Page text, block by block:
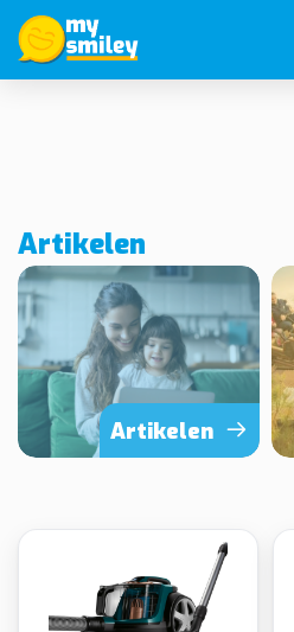
Artikelen
Artikelen